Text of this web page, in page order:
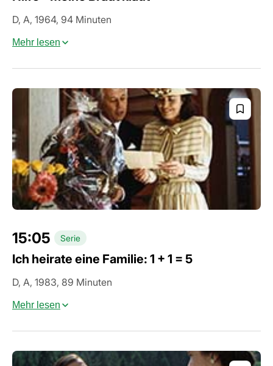
D, A, 1964, 94 Minuten
Mehr lesen
15:05 Serie
Ich heirate eine Familie: 1 + 1 = 5
D, A, 1983, 89 Minuten
Mehr lesen